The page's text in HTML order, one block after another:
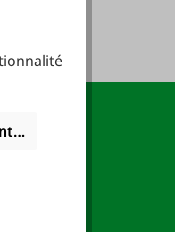
les cookies fonctionnels